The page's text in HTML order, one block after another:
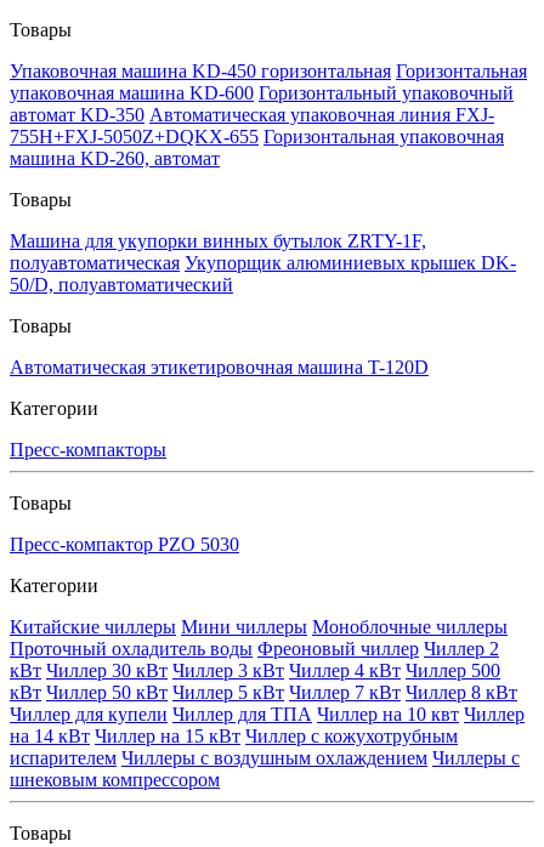
Товары
Упаковочная машина KD-450 горизонтальная Горизонтальная
упаковочная машина KD-600 Горизонтальный упаковочный
автомат KD-350 Автоматическая упаковочная линия FXJ-
755H+FXJ-5050Z+DQKX-655 Горизонтальная упаковочная
машина KD-260, автомат
Товары
Машина для укупорки винных бутылок ZRTY-1F,
полуавтоматическая Укупорщик алюминиевых крышек DK-
50/D, полуавтоматический
Товары
Автоматическая этикетировочная машина T-120D
Категории
Пресс-компакторы
Товары
Пресс-компактор PZO 5030
Категории
Китайские чиллеры Мини чиллеры Моноблочные чиллеры
Проточный охладитель воды Фреоновый чиллер Чиллер 2
кВт Чиллер 30 кВт Чиллер 3 кВт Чиллер 4 кВт Чиллер 500
кВт Чиллер 50 кВт Чиллер 5 кВт Чиллер 7 кВт Чиллер 8 кВт
Чиллер для купели Чиллер для ТПА Чиллер на 10 квт Чиллер
на 14 кВт Чиллер на 15 кВт Чиллер с кожухотрубным
испарителем Чиллеры с воздушным охлаждением Чиллеры с
шнековым компрессором
Товары